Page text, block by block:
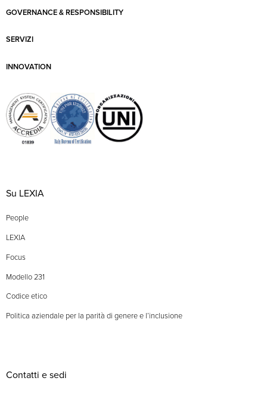
GOVERNANCE & RESPONSIBILITY
SERVIZI
INNOVATION
Su LEXIA
People
LEXIA
Focus
Modello 231
Codice etico
Politica aziendale per la parità di genere e l’inclusione
Contatti e sedi